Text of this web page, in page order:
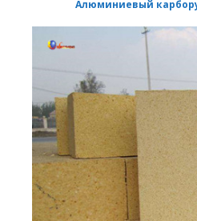
Алюминиевый